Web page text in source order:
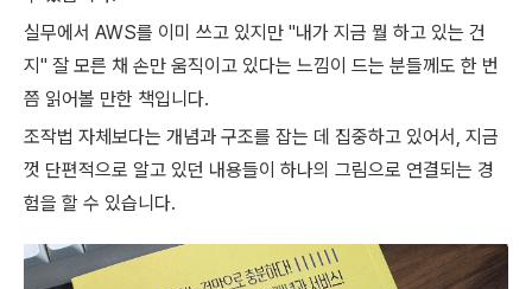
실무에서 AWS를 이미 쓰고 있지만 "내가 지금 뭘 하고 있는 건
지" 잘 모른 채 손만 움직이고 있다는 느낌이 드는 분들께도 한 번
쯤 읽어볼 만한 책입니다.
조작법 자체보다는 개념과 구조를 잡는 데 집중하고 있어서, 지금
껏 단편적으로 알고 있던 내용들이 하나의 그림으로 연결되는 경
험을 할 수 있습니다.